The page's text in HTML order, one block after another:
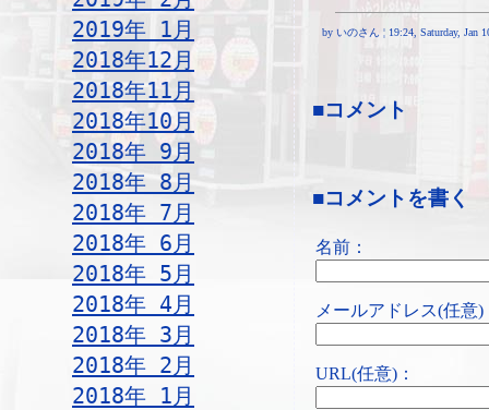
2019年 1月
2018年12月
2018年11月
2018年10月
2018年 9月
2018年 8月
2018年 7月
2018年 6月
2018年 5月
2018年 4月
2018年 3月
2018年 2月
2018年 1月
by いのさん ¦ 19:24, Saturday, Jan
■コメント
■コメントを書く
名前：
メールアドレス(任意)
URL(任意)：